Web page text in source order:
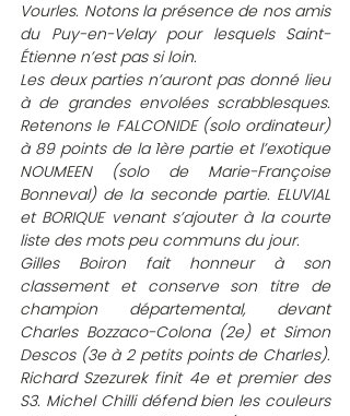
Vourles. Notons la présence de nos amis
du Puy-en-Velay pour lesquels Saint-
Étienne n’est pas si loin.
Les deux parties n’auront pas donné lieu
à de grandes envolées scrabblesques.
Retenons le FALCONIDE (solo ordinateur)
à 89 points de la 1ère partie et l’exotique
NOUMEEN (solo de Marie-Françoise
Bonneval) de la seconde partie. ELUVIAL
et BORIQUE venant s’ajouter à la courte
liste des mots peu communs du jour.
Gilles Boiron fait honneur à son
classement et conserve son titre de
champion départemental, devant
Charles Bozzaco-Colona (2e) et Simon
Descos (3e à 2 petits points de Charles).
Richard Szezurek finit 4e et premier des
S3. Michel Chilli défend bien les couleurs